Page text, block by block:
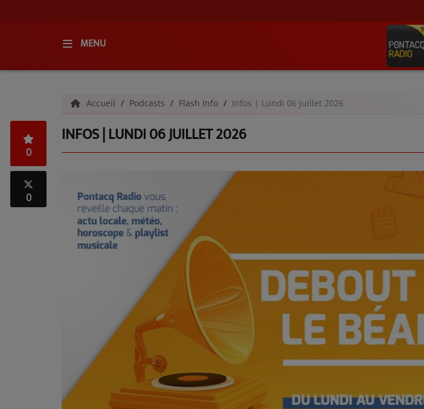
MENU
QUI SOMMES-NOUS ?
GRILLE DES PROGRAMMES
C'ÉTAIT QUOI CE TITRE ?
VOS ÉMISSIONS EN IMAGES
ANNONCEURS & ESPACE PRO
Accueil Podcasts Flash Info Infos | Lundi 06 juillet 2026
INFOS | LUNDI 06 JUILLET 2026
0
0